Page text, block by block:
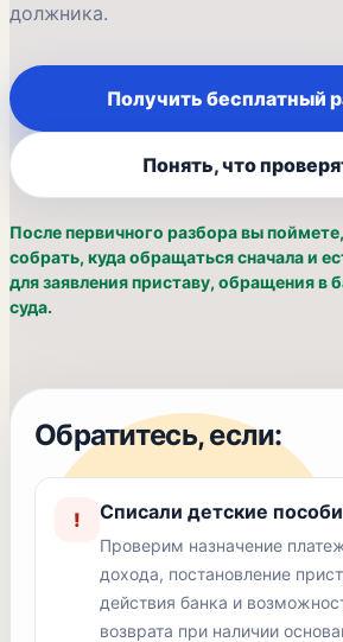
должника.
Получить бесплатный
Понять, что
После первичного разбора вы
собрать, куда обращаться сначала и
для заявления приставу, обращения в
суда.
Обратитесь, если:
! Списали детские
Проверим назначение
дохода, постановление
действия банка и
возврата при наличии